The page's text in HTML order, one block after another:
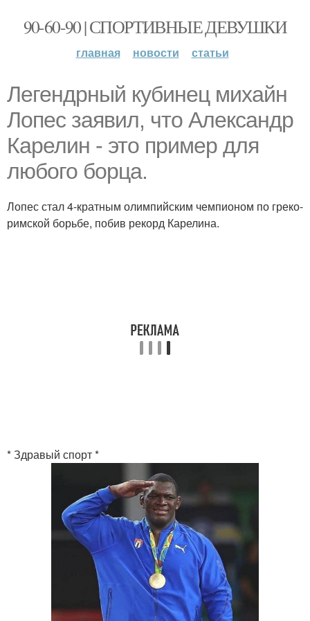
90-60-90 | СПОРТИВНЫЕ ДЕВУШКИ
главная новости статьи
Легендрный кубинец михайн
Лопес заявил, что Александр
Карелин - это пример для
любого борца.
Лопес стал 4-кратным олимпийским чемпионом по греко-
римской борьбе, побив рекорд Карелина.
* Здравый спорт *